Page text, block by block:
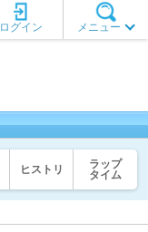
メニュー
ログイン
ヒストリ
ラップ
タイム